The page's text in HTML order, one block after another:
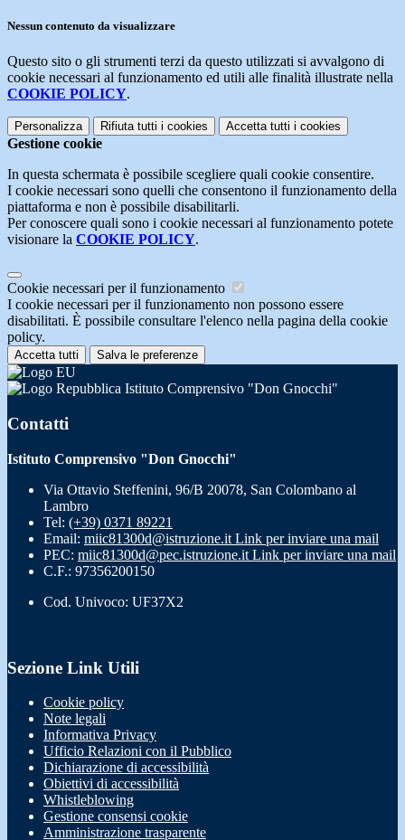
Nessun contenuto da visualizzare
Questo sito o gli strumenti terzi da questo utilizzati si avvalgono di
cookie necessari al funzionamento ed utili alle finalità illustrate nella
COOKIE POLICY.
Personalizza Rifiuta tutti i cookies Accetta tutti i cookies
Gestione cookie
In questa schermata è possibile scegliere quali cookie consentire.
I cookie necessari sono quelli che consentono il funzionamento della
piattaforma e non è possibile disabilitarli.
Per conoscere quali sono i cookie necessari al funzionamento potete
visionare la COOKIE POLICY.
Cookie necessari per il funzionamento
I cookie necessari per il funzionamento non possono essere
disabilitati. È possibile consultare l'elenco nella pagina della cookie
policy.
Accetta tutti Salva le preferenze
Istituto Comprensivo "Don Gnocchi"
Contatti
Istituto Comprensivo "Don Gnocchi"
Via Ottavio Steffenini, 96/B 20078, San Colombano al
Lambro
Tel: (+39) 0371 89221
Email: miic81300d@istruzione.it Link per inviare una mail
PEC: miic81300d@pec.istruzione.it Link per inviare una mail
C.F.: 97356200150
Cod. Univoco: UF37X2
Sezione Link Utili
Cookie policy
Note legali
Informativa Privacy
Ufficio Relazioni con il Pubblico
Dichiarazione di accessibilità
Obiettivi di accessibilità
Whistleblowing
Gestione consensi cookie
Amministrazione trasparente